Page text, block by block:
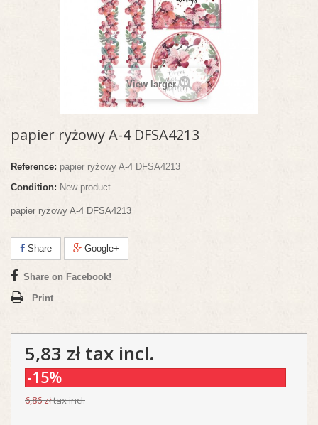
View larger
papier ryżowy A-4 DFSA4213
Reference: papier ryżowy A-4 DFSA4213
Condition: New product
papier ryżowy A-4 DFSA4213
Share Google+
Share on Facebook!
Print
5,83 złtax incl.
-15%
6,86 złtax incl.